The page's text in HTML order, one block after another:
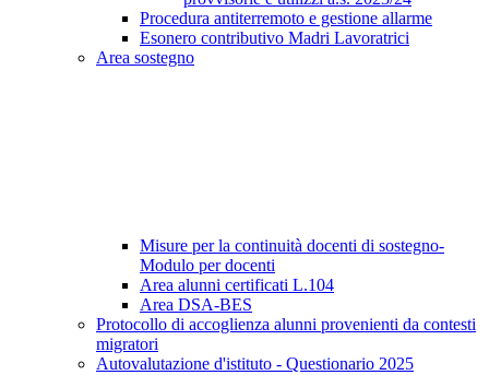
Procedura antiterremoto e gestione allarme
Esonero contributivo Madri Lavoratrici
Area sostegno
Misure per la continuità docenti di sostegno-
Modulo per docenti
Area alunni certificati L.104
Area DSA-BES
Protocollo di accoglienza alunni provenienti da contesti
migratori
Autovalutazione d'istituto - Questionario 2025